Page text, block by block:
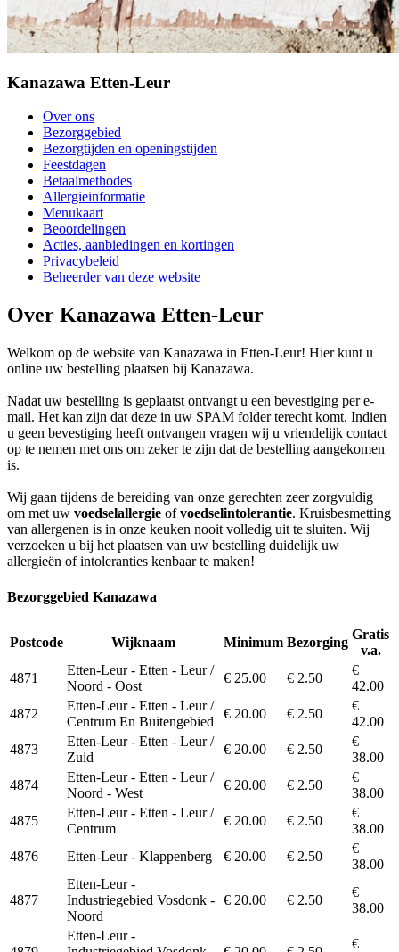
Kanazawa Etten-Leur
Over ons
Bezorggebied
Bezorgtijden en openingstijden
Feestdagen
Betaalmethodes
Allergieinformatie
Menukaart
Beoordelingen
Acties, aanbiedingen en kortingen
Privacybeleid
Beheerder van deze website
Over Kanazawa Etten-Leur
Welkom op de website van Kanazawa in Etten-Leur! Hier kunt u
online uw bestelling plaatsen bij Kanazawa.
Nadat uw bestelling is geplaatst ontvangt u een bevestiging per e-
mail. Het kan zijn dat deze in uw SPAM folder terecht komt. Indien
u geen bevestiging heeft ontvangen vragen wij u vriendelijk contact
op te nemen met ons om zeker te zijn dat de bestelling aangekomen
is.
Wij gaan tijdens de bereiding van onze gerechten zeer zorgvuldig
om met uw voedselallergie ofvoedselintolerantie. Kruisbesmetting
van allergenen is in onze keuken nooit volledig uit te sluiten. Wij
verzoeken u bij het plaatsen van uw bestelling duidelijk uw
allergieën of intoleranties kenbaar te maken!
Bezorggebied Kanazawa
Postcode Wijknaam Minimum Bezorging
Gratis
v.a.
4871
Etten-Leur - Etten - Leur /
Noord - Oost
€ 25.00 € 2.50
€
42.00
4872
Etten-Leur - Etten - Leur /
Centrum En Buitengebied
€ 20.00 € 2.50
€
42.00
4873
Etten-Leur - Etten - Leur /
Zuid
€ 20.00 € 2.50
€
38.00
4874
Etten-Leur - Etten - Leur /
Noord - West
€ 20.00 € 2.50
€
38.00
4875
Etten-Leur - Etten - Leur /
Centrum
€ 20.00 € 2.50
€
38.00
4876
Etten-Leur - Klappenberg € 20.00 € 2.50
€
38.00
4877
Etten-Leur -
Industriegebied Vosdonk -
Noord
€ 20.00 € 2.50
€
38.00
Etten-Leur -
€